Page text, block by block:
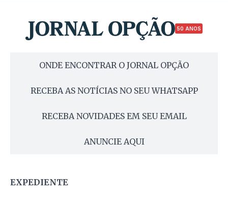
50 ANOS
ONDE ENCONTRAR O JORNAL OPÇÃO
RECEBA AS NOTÍCIAS NO SEU WHATSAPP
RECEBA NOVIDADES EM SEU EMAIL
ANUNCIE AQUI
EXPEDIENTE